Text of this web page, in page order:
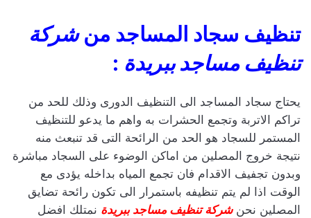
تنظيف سجاد المساجد منشركة
تنظيف مساجد ببريدة :
يحتاج سجاد المساجد الى التنظيف الدورى وذلك للحد من
تراكم الاتربة وتجمع الحشرات به واهم ما يدعو للتنظيف
المستمر للسجاد هو الحد من الرائحة التى قد تنبعث منه
نتيجة خروج المصلين من اماكن الوضوء على السجاد مباشرة
وبدون تجفيف الاقدام فان تجمع المياه بداخله يؤدى مع
الوقت اذا لم يتم تنظيفه باستمرار الى تكون رائحة تضايق
المصلين نحنشركة تنظيف مساجد ببريدة نمتلك افضل